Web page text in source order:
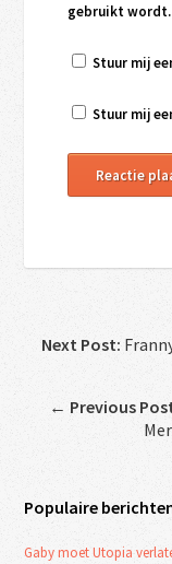
gebruikt
Stuur mij
Stuur mij
Next Post:
← Previous
Populaire
Gaby moet Utopia